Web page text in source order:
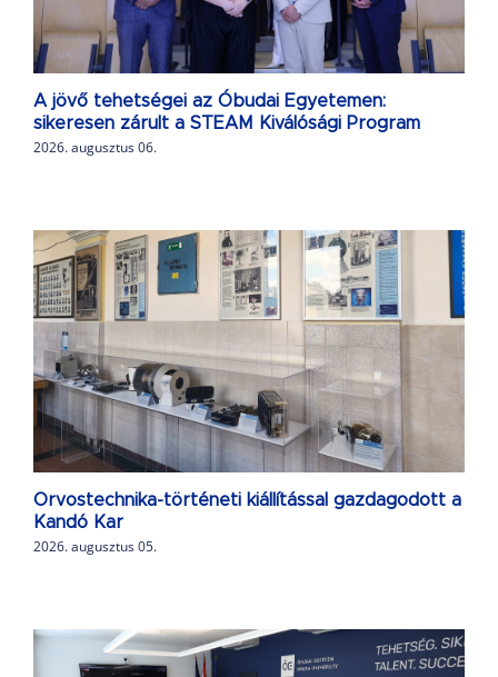
A jövő tehetségei az Óbudai Egyetemen:
sikeresen zárult a STEAM Kiválósági Program
2026. augusztus 06.
Orvostechnika-történeti kiállítással gazdagodott a
Kandó Kar
2026. augusztus 05.